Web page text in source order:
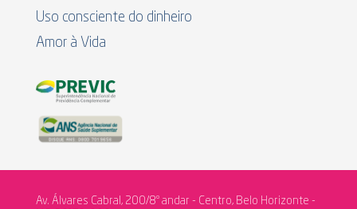
Uso consciente do dinheiro
Amor à Vida
Av. Álvares Cabral, 200/8º andar - Centro, Belo Horizonte -